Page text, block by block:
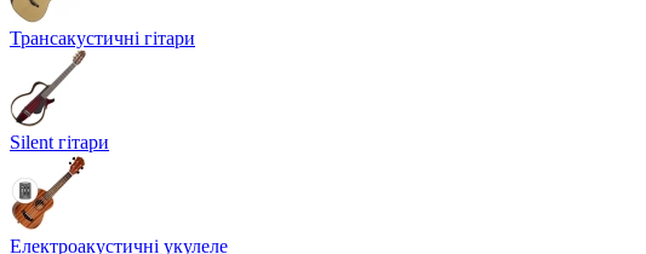
Трансакустичні гітари
Silent гітари
Електроакустичні укулеле